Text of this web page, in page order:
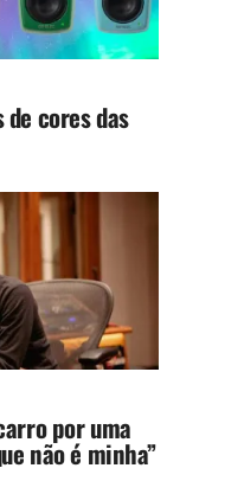
cores das
por uma
não é minha”